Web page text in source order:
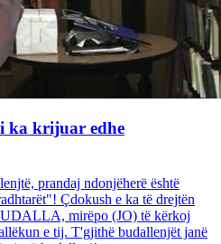
ka krijuar edhe
prandaj ndonjëherë është
Çdokush e ka të drejtën
mirëpo (JO) të kërkoj
e tij. T'gjithë budallenjët janë